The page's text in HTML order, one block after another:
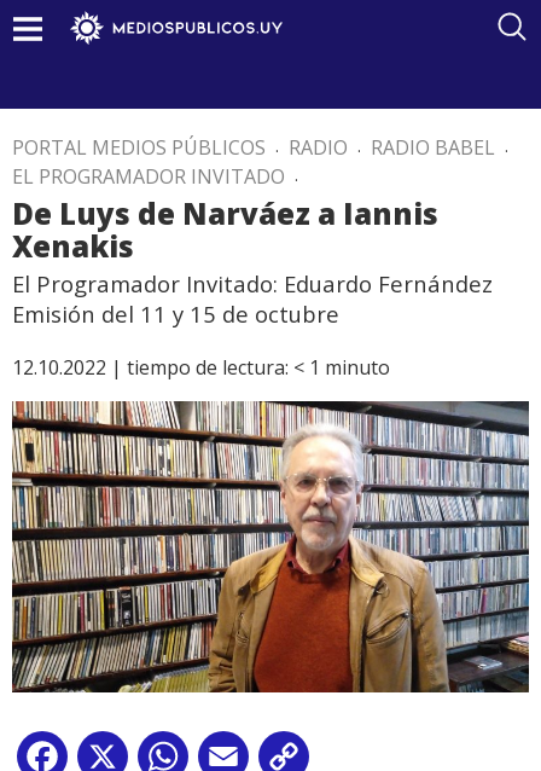
PORTAL MEDIOS PÚBLICOS . RADIO . RADIO BABEL .
EL PROGRAMADOR INVITADO .
De Luys de Narváez a Iannis
Xenakis
El Programador Invitado: Eduardo Fernández
Emisión del 11 y 15 de octubre
12.10.2022 | tiempo de lectura: < 1 minuto
Facebook
X WhatsApp
Email